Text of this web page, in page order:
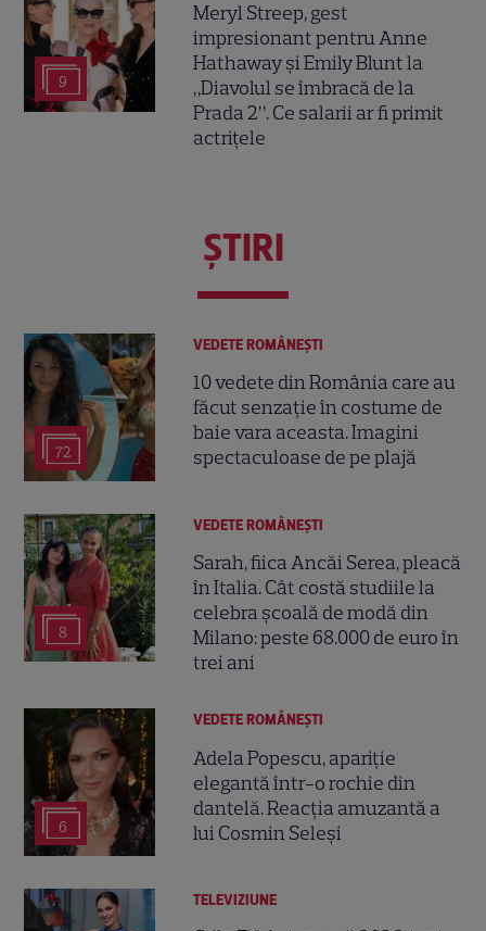
9
Meryl Streep, gest
impresionant pentru Anne
Hathaway și Emily Blunt la
„Diavolul se îmbracă de la
Prada 2”. Ce salarii ar fi primit
actrițele
ŞTIRI
72
VEDETE ROMÂNEŞTI
10 vedete din România care au
făcut senzație în costume de
baie vara aceasta. Imagini
spectaculoase de pe plajă
8
VEDETE ROMÂNEŞTI
Sarah, fiica Ancăi Serea, pleacă
în Italia. Cât costă studiile la
celebra școală de modă din
Milano: peste 68.000 de euro în
trei ani
6
VEDETE ROMÂNEŞTI
Adela Popescu, apariție
elegantă într-o rochie din
dantelă. Reacția amuzantă a
lui Cosmin Seleși
TELEVIZIUNE